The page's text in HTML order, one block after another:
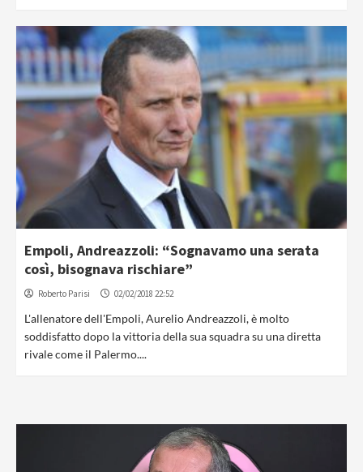
Empoli, Andreazzoli: “Sognavamo una serata
così, bisognava rischiare”
Roberto Parisi 02/02/2018 22:52
L'allenatore dell'Empoli, Aurelio Andreazzoli, è molto
soddisfatto dopo la vittoria della sua squadra su una diretta
rivale come il Palermo....